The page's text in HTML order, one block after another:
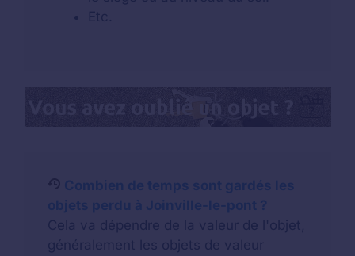
Etc.
Combien de temps sont gardés les
objets perdu à Joinville-le-pont ?
Cela va dépendre de la valeur de l'objet,
généralement les objets de valeur